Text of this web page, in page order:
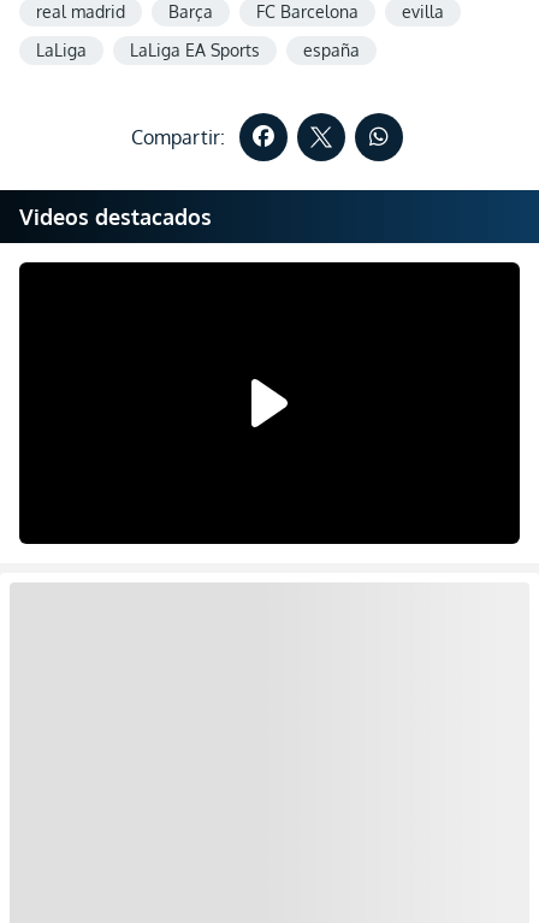
real madrid Barça FC Barcelona
evilla
LaLiga
LaLiga EA Sports españa
Compartir:
Videos destacados